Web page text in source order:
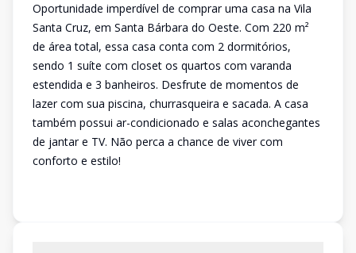
Oportunidade imperdível de comprar uma casa na Vila
Santa Cruz, em Santa Bárbara do Oeste. Com 220 m²
de área total, essa casa conta com 2 dormitórios,
sendo 1 suíte com closet os quartos com varanda
estendida e 3 banheiros. Desfrute de momentos de
lazer com sua piscina, churrasqueira e sacada. A casa
também possui ar-condicionado e salas aconchegantes
de jantar e TV. Não perca a chance de viver com
conforto e estilo!